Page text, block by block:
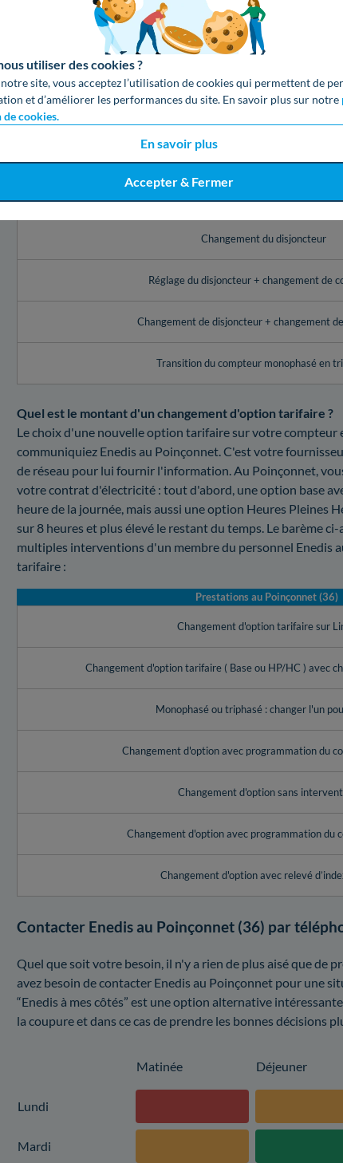
utiliser des cookies ?
site, vous acceptez l’utilisation de cookies qui permettent de
et d’améliorer les performances du site. En savoir plus sur notre
cookies.
En savoir plus
Accepter & Fermer
électrique survient.
Coupure au 36330 : combien coûte une
Besoin d'en apprendre plus sur le service de dépannage
les montants fixés par Enedis dans l'Indre pour un tel
Réadaptation de votre puissance électrique
Voici les montants d'Enedis pour une modification de
Service Enedis au Poinçonnet (36)
Réglage de l’appareil de contrôle (disjoncteur,
Changement du disjoncteur
Réglage du disjoncteur + changement de
Changement de disjoncteur + changement
Transition du compteur monophasé en
Quel est le montant d'un changement d'option tarifaire ?
Le choix d'une nouvelle option tarifaire sur votre compteur
communiquiez Enedis au Poinçonnet. C'est votre
de réseau pour lui fournir l'information. Au Poinçonnet,
votre contrat d'électricité : tout d'abord, une option base
heure de la journée, mais aussi une option Heures Pleines
sur 8 heures et plus élevé le restant du temps. Le barème
multiples interventions d'un membre du personnel Enedis
tarifaire :
Prestations au Poinçonnet (36)
Changement d'option tarifaire sur
Changement d'option tarifaire ( Base ou HP/HC ) avec
Monophasé ou triphasé : changer l'un
Changement d'option avec programmation du
Changement d'option sans
Changement d'option avec programmation du
Changement d'option avec relevé
Contacter Enedis au Poinçonnet (36) par
Quel que soit votre besoin, il n'y a rien de plus aisé que de
avez besoin de contacter Enedis au Poinçonnet pour une
“Enedis à mes côtés” est une option alternative
la coupure et dans ce cas de prendre les bonnes décisions
Matinée Déjeuner
Lundi
Mardi